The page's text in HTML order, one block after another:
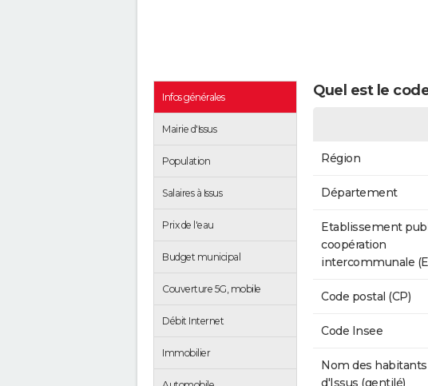
Infos générales
Mairie d'Issus
Population
Salaires à Issus
Prix de l'eau
Budget municipal
Couverture 5G, mobile
Débit Internet
Immobilier
Quel est le
Région
Département
Etablissement
coopération
intercommunale
Code postal (CP)
Code Insee
Nom des habitants
d'Issus (gentilé)